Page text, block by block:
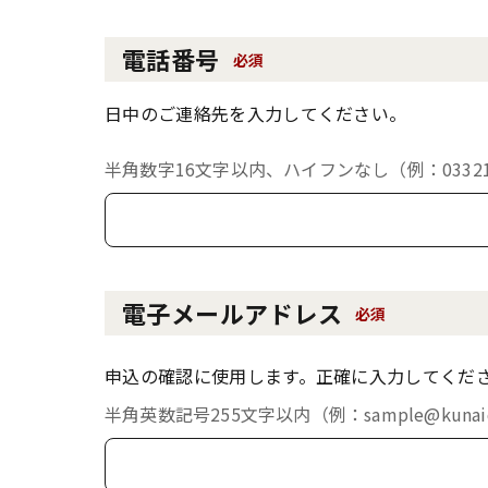
電話番号 必須
日中のご連絡先を入力してください。
半角数字16文字以内、ハイフンなし（例：
電子メールアドレス 必須
申込の確認に使用します。正確に入力してくだ
半角英数記号255文字以内（例：